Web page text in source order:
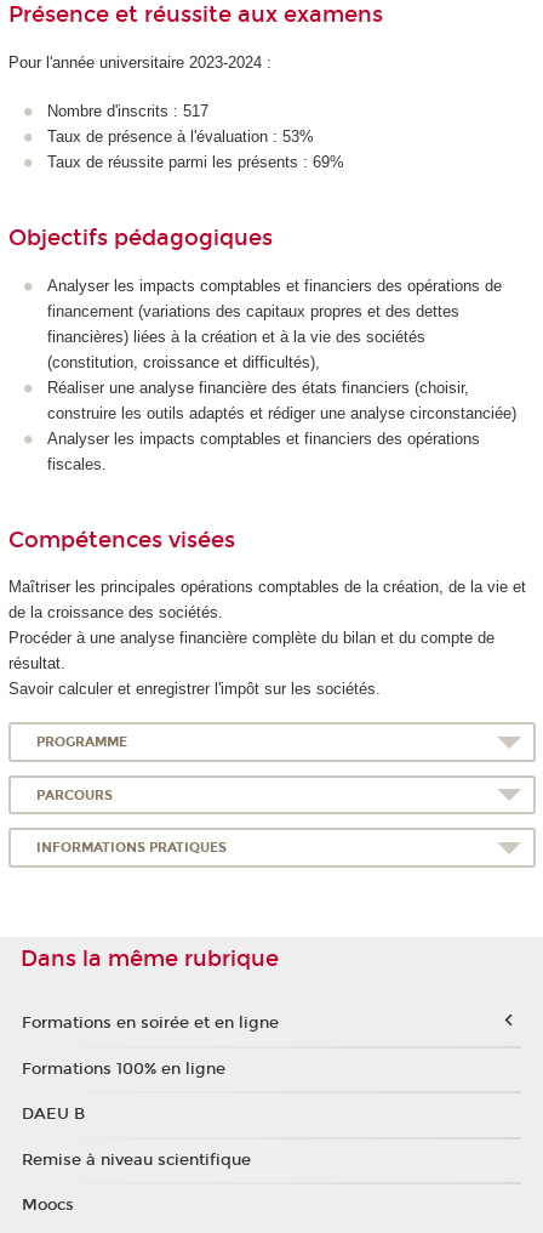
Présence et réussite aux examens
Pour l'année universitaire 2023-2024 :
Nombre d'inscrits : 517
Taux de présence à l'évaluation : 53%
Taux de réussite parmi les présents : 69%
Objectifs pédagogiques
Analyser les impacts comptables et financiers des opérations de
financement (variations des capitaux propres et des dettes
financières) liées à la création et à la vie des sociétés
(constitution, croissance et difficultés),
Réaliser une analyse financière des états financiers (choisir,
construire les outils adaptés et rédiger une analyse circonstanciée)
Analyser les impacts comptables et financiers des opérations
fiscales.
Compétences visées
Maîtriser les principales opérations comptables de la création, de la vie et
de la croissance des sociétés.
Procéder à une analyse financière complète du bilan et du compte de
résultat.
Savoir calculer et enregistrer l'impôt sur les sociétés.
PROGRAMME
PARCOURS
INFORMATIONS PRATIQUES
Dans la même rubrique
Formations en soirée et en ligne
Formations 100% en ligne
DAEU B
Remise à niveau scientifique
Moocs